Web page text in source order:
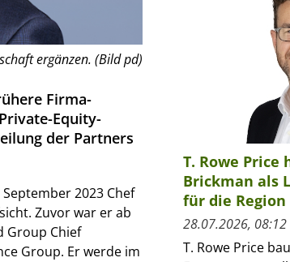
ergänzen. (Bild pd)
Firma-
Equity-
der Partners
2023 Chef
Zuvor war er ab
Group Chief
Group. Er werde im
T. Rowe Price
Brickman als
für die Region
28.07.2026,
T. Rowe Price